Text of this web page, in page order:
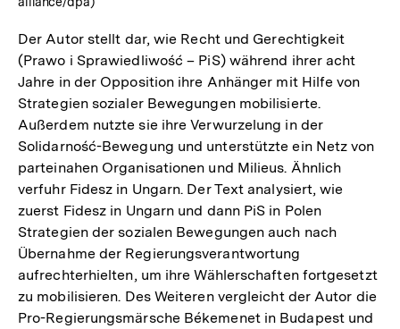
Der Autor stellt dar, wie Recht und Gerechtigkeit
(Prawo i Sprawiedliwość – PiS) während ihrer acht
Jahre in der Opposition ihre Anhänger mit Hilfe von
Strategien sozialer Bewegungen mobilisierte.
Außerdem nutzte sie ihre Verwurzelung in der
Solidarność-Bewegung und unterstützte ein Netz von
parteinahen Organisationen und Milieus. Ähnlich
verfuhr Fidesz in Ungarn. Der Text analysiert, wie
zuerst Fidesz in Ungarn und dann PiS in Polen
Strategien der sozialen Bewegungen auch nach
Übernahme der Regierungsverantwortung
aufrechterhielten, um ihre Wählerschaften fortgesetzt
zu mobilisieren. Des Weiteren vergleicht der Autor die
Pro-Regierungsmärsche Békemenet in Budapest und